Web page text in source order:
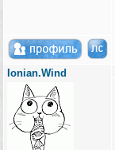
Ionian.Wind